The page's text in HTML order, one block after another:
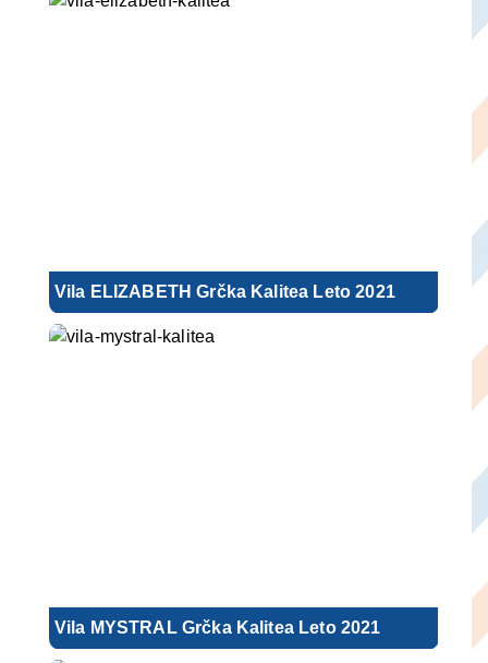
Vila ELIZABETH Grčka Kalitea Leto 2021
Vila MYSTRAL Grčka Kalitea Leto 2021